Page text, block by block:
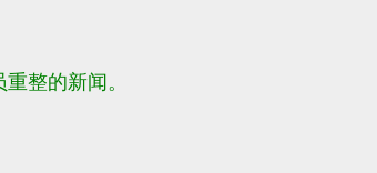
整的新闻。